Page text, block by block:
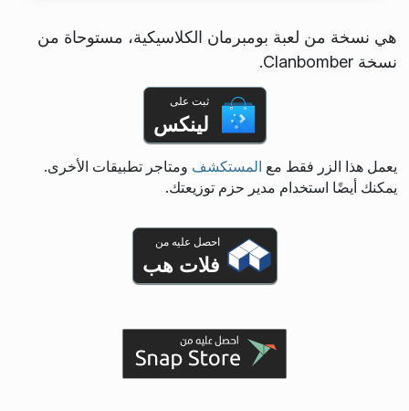
هي نسخة من لعبة بومبرمان الكلاسيكية، مستوحاة من
نسخة Clanbomber.
ثبت على
لينكس
يعمل هذا الزر فقط مع المستكشف ومتاجر تطبيقات الأخرى.
يمكنك أيضًا استخدام مدير حزم توزيعتك.
احصل عليه من
فلات هب